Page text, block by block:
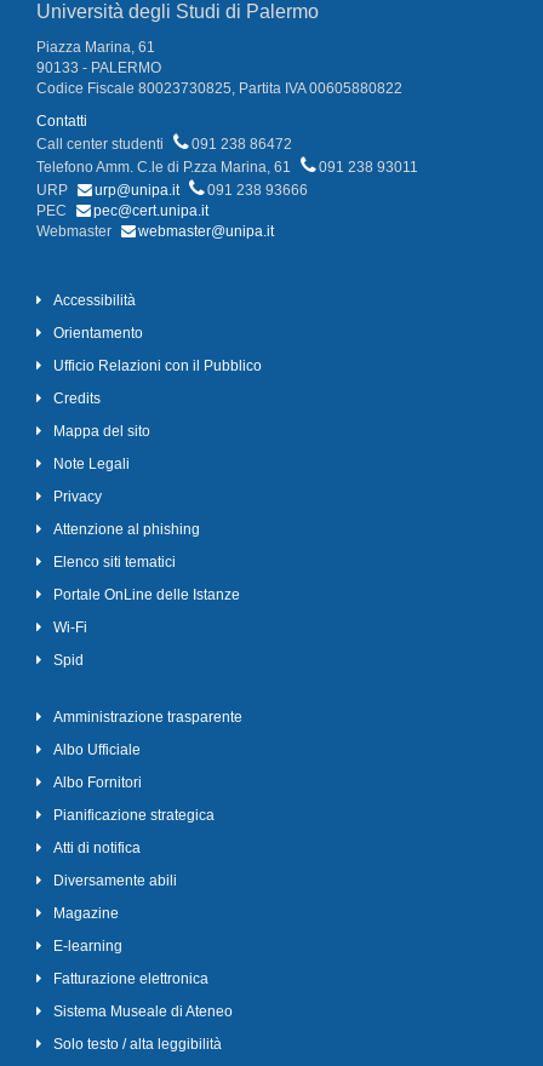
Università degli Studi di Palermo
Piazza Marina, 61
90133 - PALERMO
Codice Fiscale 80023730825, Partita IVA 00605880822
Contatti
Call center studenti
091 238 86472
Telefono Amm. C.le di P.zza Marina, 61
091 238 93011
URP
urp@unipa.it
091 238 93666
PEC
pec@cert.unipa.it
Webmaster
webmaster@unipa.it
Accessibilità
Orientamento
Ufficio Relazioni con il Pubblico
Credits
Mappa del sito
Note Legali
Privacy
Attenzione al phishing
Elenco siti tematici
Portale OnLine delle Istanze
Wi-Fi
Spid
Amministrazione trasparente
Albo Ufficiale
Albo Fornitori
Pianificazione strategica
Atti di notifica
Diversamente abili
Magazine
E-learning
Fatturazione elettronica
Sistema Museale di Ateneo
Solo testo / alta leggibilità